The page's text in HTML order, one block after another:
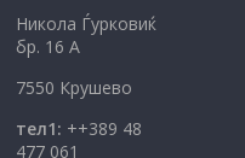
Никола Ѓурковиќ
бр. 16 А
7550 Крушево
тел1: ++389 48
477 061